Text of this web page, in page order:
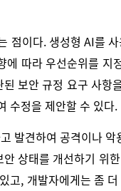
점이다. 생성형 AI를
따라 우선순위를
보안 규정 요구 사
수정을 제안할 수 있다.
발견하여 공격이나
상태를 개선하기 위
고, 개발자에게는 좀